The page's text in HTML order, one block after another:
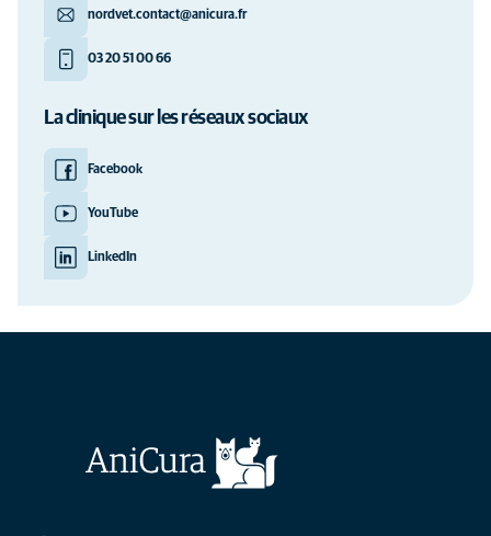
nordvet.contact@anicura.fr
03 20 51 00 66
La clinique sur les réseaux sociaux
Facebook
YouTube
LinkedIn